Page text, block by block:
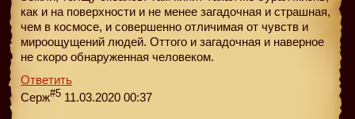
как и на поверхности и не менее загадочная и страшная,
чем в космосе, и совершенно отличимая от чувств и
мироощущений людей. Оттого и загадочная и наверное
не скоро обнаруженная человеком.
Ответить
Серж#5 11.03.2020 00:37